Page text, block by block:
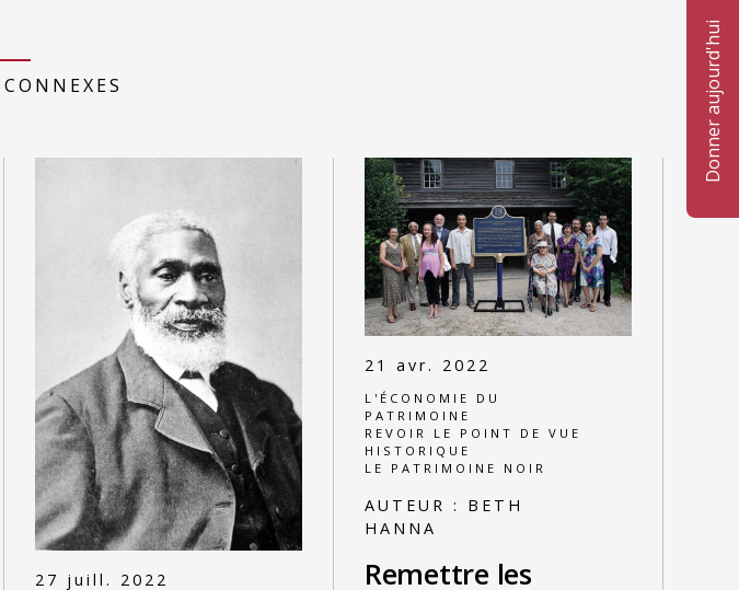
Donner aujourd'hui
CONNEXES
27 juill. 2022
21 avr. 2022
L'ÉCONOMIE DU
PATRIMOINE
REVOIR LE POINT DE VUE
HISTORIQUE
LE PATRIMOINE NOIR
AUTEUR : BETH
HANNA
Remettre les